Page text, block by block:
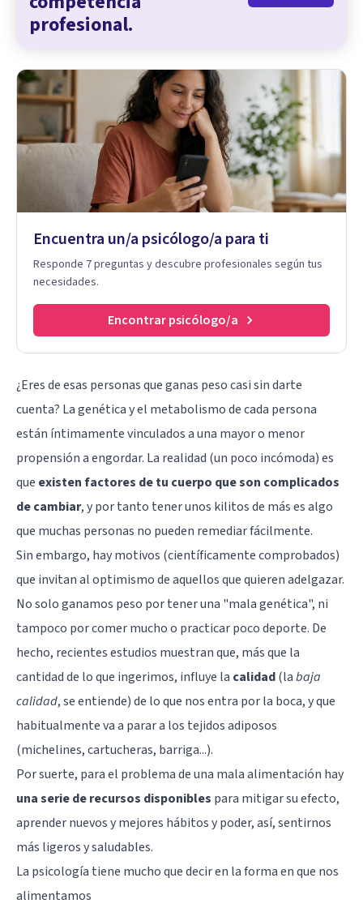
profesional.
Encuentra un/a psicólogo/a para ti
Responde 7 preguntas y descubre profesionales según tus
necesidades.
Encontrar psicólogo/a
¿Eres de esas personas que ganas peso casi sin darte
cuenta? Lagenéticay el metabolismo de cada persona
están íntimamente vinculados a una mayor o menor
propensión a engordar. La realidad (un poco incómoda) es
que existen factores de tu cuerpo que son complicados
de cambiar, y por tanto tener unos kilitos de más es algo
que muchas personas no pueden remediar fácilmente.
Sin embargo, hay motivos (científicamente comprobados)
que invitan al optimismo de aquellos que quieren adelgazar.
No solo ganamos peso por tener una "mala genética", ni
tampoco por comer mucho o practicar poco deporte. De
hecho, recientes estudios muestran que, más que la
cantidad de lo que ingerimos, influye la calidad(labaja
calidad, se entiende) de lo que nos entra por la boca, y que
habitualmente va a parar a los tejidos adiposos
(michelines, cartucheras, barriga...).
Por suerte, para el problema de una mala alimentación hay
una serie de recursos disponibles para mitigar su efecto,
aprender nuevos y mejores hábitos y poder, así, sentirnos
más ligeros y saludables.
La psicología tiene mucho que decir en la forma en que nos
alimentamos